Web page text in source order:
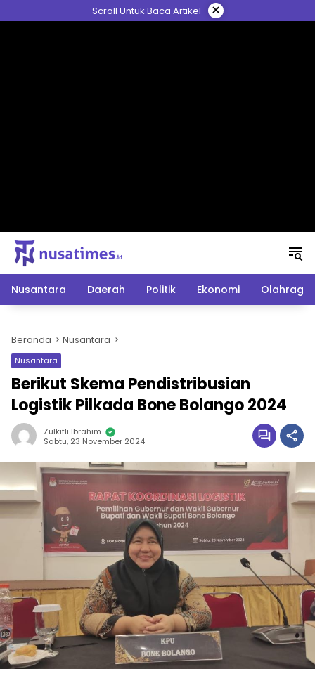
ke
Scroll Untuk Baca Artikel ×
Nusantara Daerah Politik Ekonomi Olahraga
Beranda Nusantara
Nusantara
Berikut Skema Pendistribusian
Logistik Pilkada Bone Bolango 2024
Zulkifli Ibrahim
Sabtu, 23 November 2024